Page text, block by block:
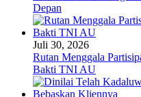
Depan
Juli 30, 2026
Rutan Menggala
Bakti TNI AU